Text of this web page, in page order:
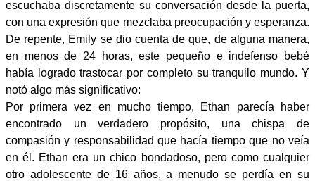
escuchaba discretamente su conversación desde la puerta,
con una expresión que mezclaba preocupación y esperanza.
De repente, Emily se dio cuenta de que, de alguna manera,
en menos de 24 horas, este pequeño e indefenso bebé
había logrado trastocar por completo su tranquilo mundo. Y
notó algo más significativo:
Por primera vez en mucho tiempo, Ethan parecía haber
encontrado un verdadero propósito, una chispa de
compasión y responsabilidad que hacía tiempo que no veía
en él. Ethan era un chico bondadoso, pero como cualquier
otro adolescente de 16 años, a menudo se perdía en su